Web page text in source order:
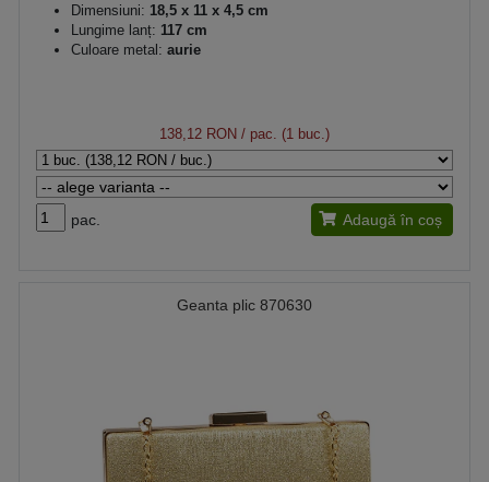
Dimensiuni: 18,5 x 11 x 4,5 cm
Lungime lanț: 117 cm
Culoare metal: aurie
138,12 RON / pac. (1 buc.)
pac. Adaugă în coș
Geanta plic 870630